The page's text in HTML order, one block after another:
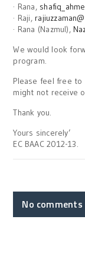
· Rana,
· Raji,
· Rana (Nazmul),
We would look
program.
Please feel free to
might not receive
Thank you.
Yours sincerely’
EC BAAC 2012-13.
No comments